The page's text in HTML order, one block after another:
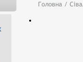
Головна /